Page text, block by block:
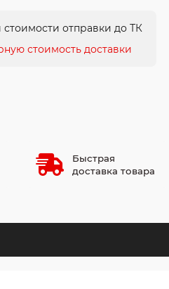
отправки до ТК
стоимость доставки
Быстрая
доставка товара